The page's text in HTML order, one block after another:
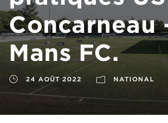
Concarneau
Mans FC.
24 AOÛT 2022 NATIONAL